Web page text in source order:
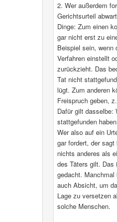
2. Wer außerdem
Gerichtsurteil
Dinge: Zum einen
gar nicht erst zu
Beispiel sein, wenn
Verfahren einstellt
zurückzieht. Das
Tat nicht
lügt. Zum anderen
Freispruch geben,
Dafür gilt dasselbe:
stattgefunden
Wer also auf ein
gar fordert, der
nichts anderes als
des Täters gilt.
gedacht.
auch Absicht, um
Lage zu versetzen
solche Menschen.